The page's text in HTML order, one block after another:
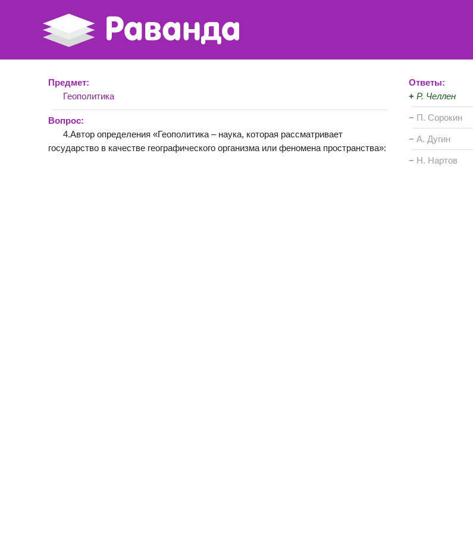
Предмет:
Геополитика
Вопрос:
4.Автор определения «Геополитика – наука, которая рассматривает
государство в качестве географического организма или феномена пространства»:
Ответы:
+ Р. Челлен
− П. Сорокин
− А. Дугин
− Н. Нартов